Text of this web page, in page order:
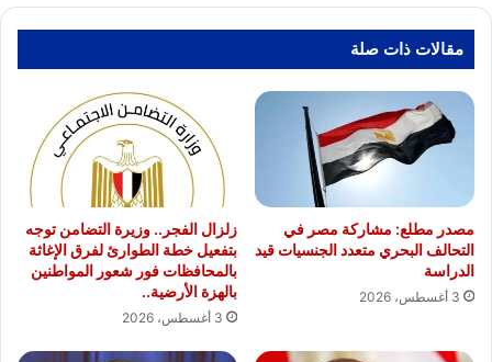
مقالات ذات صلة
مصدر مطلع: مشاركة مصر في
التحالف البحري متعدد الجنسيات قيد
الدراسة
3 أغسطس، 2026
زلزال الفجر.. وزيرة التضامن توجه
بتفعيل خطة الطوارئ لفرق الإغاثة
بالمحافظات فور شعور المواطنين
بالهزة الأرضية..
3 أغسطس، 2026